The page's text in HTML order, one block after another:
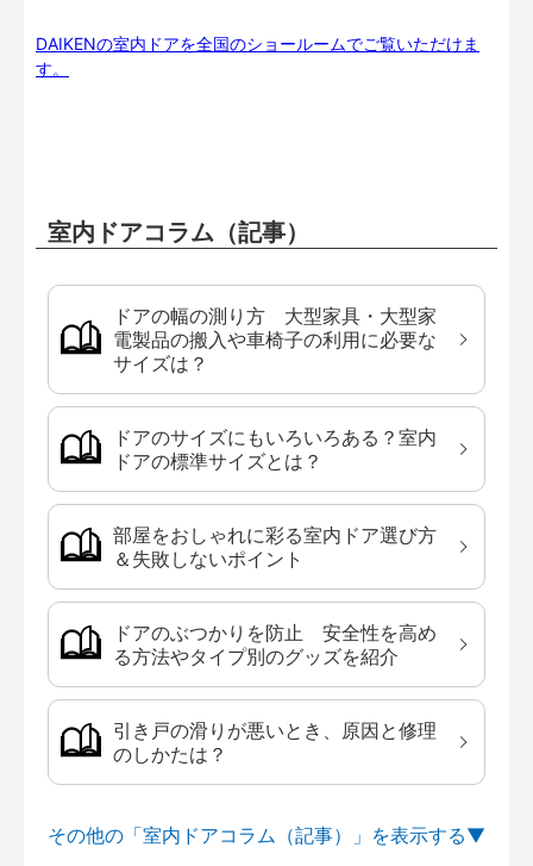
DAIKENの室内ドアを全国のショールームでご覧いただけま
す。
室内ドアコラム（記事）
ドアの幅の測り方 大型家具・大型家
電製品の搬入や車椅子の利用に必要な
サイズは？
ドアのサイズにもいろいろある？室内
ドアの標準サイズとは？
部屋をおしゃれに彩る室内ドア選び方
＆失敗しないポイント
ドアのぶつかりを防止 安全性を高め
る方法やタイプ別のグッズを紹介
引き戸の滑りが悪いとき、原因と修理
のしかたは？
その他の「室内ドアコラム（記事）」を